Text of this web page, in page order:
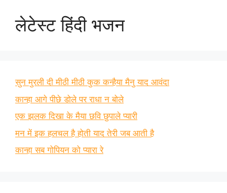
लेटेस्ट हिंदी भजन
सुन मुरली दी मीठी मीठी कुक कन्हैया मैनु याद आवंदा
कान्हा आगे पीछे डोले पर राधा न बोले
एक झलक दिखा के मैया छवि छुपाले प्यारी
मन में इक हलचल है होती याद तेरी जब आती है
कान्हा सब गोपियन को प्यारा रे